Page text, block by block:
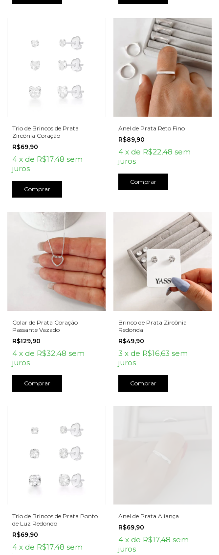
Trio de Brincos de Prata
Zircônia Coração
R$69,90
4 x de R$17,48 sem
juros
Anel de Prata Reto Fino
R$89,90
4 x de R$22,48 sem
juros
Comprar
Colar de Prata Coração
Passante Vazado
R$129,90
4 x de R$32,48 sem
juros
Brinco de Prata Zircônia
Redonda
R$49,90
3 x de R$16,63 sem
juros
Comprar
Trio de Brincos de Prata Ponto
de Luz Redondo
R$69,90
4 x de R$17,48 sem
Anel de Prata Aliança
R$69,90
4 x de R$17,48 sem
juros